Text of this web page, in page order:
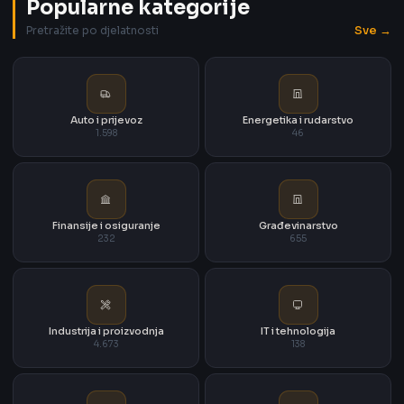
Popularne kategorije
Pretražite po djelatnosti Sve →
Auto i prijevoz
1.598
Energetika i rudarstvo
46
Finansije i osiguranje
232
Građevinarstvo
655
Industrija i proizvodnja
4.673
IT i tehnologija
138